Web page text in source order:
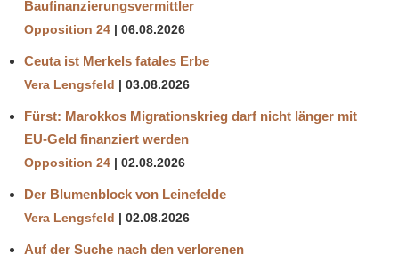
Baufinanzierungsvermittler
Opposition 24 06.08.2026
Ceuta ist Merkels fatales Erbe
Vera Lengsfeld 03.08.2026
Fürst: Marokkos Migrationskrieg darf nicht länger mit
EU-Geld finanziert werden
Opposition 24 02.08.2026
Der Blumenblock von Leinefelde
Vera Lengsfeld 02.08.2026
Auf der Suche nach den verlorenen